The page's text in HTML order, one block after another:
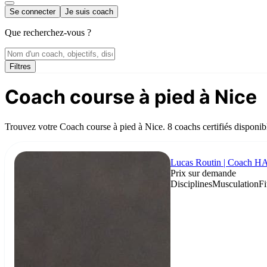
Se connecter Je suis coach
Que recherchez-vous ?
Filtres
Coach course à pied à Nice
Trouvez votre Coach course à pied à Nice. 8 coachs certifiés
Lucas Routin | Coach
Prix sur demande
DisciplinesMusculation